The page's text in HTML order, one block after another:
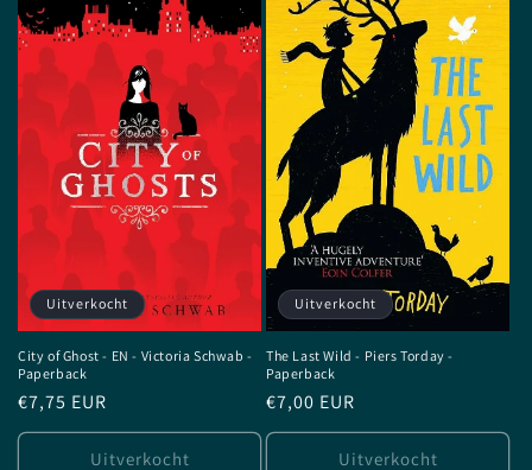
Uitverkocht
City of Ghost - EN - Victoria Schwab -
Paperback
Normale
prijs
€7,75 EUR
Uitverkocht
Uitverkocht
The Last Wild - Piers Torday -
Paperback
Normale
prijs
€7,00 EUR
Uitverkocht